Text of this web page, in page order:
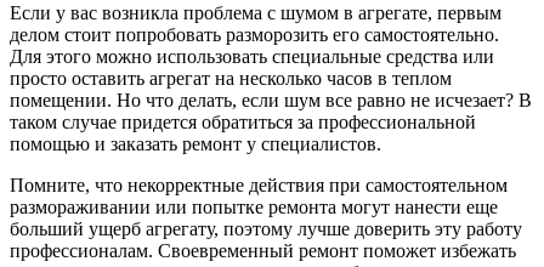
Если у вас возникла проблема с шумом в агрегате, первым
делом стоит попробовать разморозить его самостоятельно.
Для этого можно использовать специальные средства или
просто оставить агрегат на несколько часов в теплом
помещении. Но что делать, если шум все равно не исчезает? В
таком случае придется обратиться за профессиональной
помощью и заказать ремонт у специалистов.
Помните, что некорректные действия при самостоятельном
размораживании или попытке ремонта могут нанести еще
больший ущерб агрегату, поэтому лучше доверить эту работу
профессионалам. Своевременный ремонт поможет избежать